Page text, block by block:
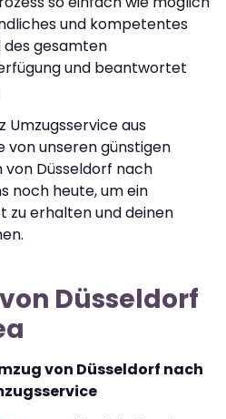
und kompetentes
gesamten
und beantwortet
Umzugsservice aus
von unseren günstigen
Düsseldorf nach
noch heute, um ein
zu erhalten und deinen
Düsseldorf
von Düsseldorf nach